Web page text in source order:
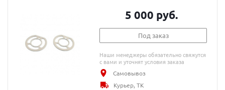
5 000 руб.
Под заказ
Наши менеджеры обязательно свяжутся
с вами и уточнят условия заказа
Самовывоз
Курьер, ТК